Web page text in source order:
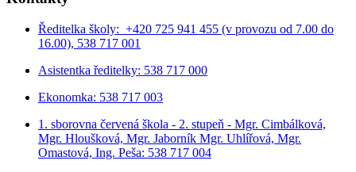
Ředitelka školy: +420 725 941 455 (v provozu od 7.00 do
16.00), 538 717 001
Asistentka ředitelky: 538 717 000
Ekonomka: 538 717 003
1. sborovna červená škola - 2. stupeň - Mgr. Cimbálková,
Mgr. Hloušková, Mgr. Jaborník Mgr. Uhlířová, Mgr.
Omastová, Ing. Peša: 538 717 004